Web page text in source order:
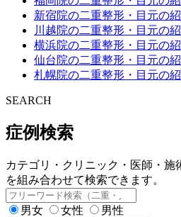
新宿院の二重整形・目元の
川越院の二重整形・目元の
横浜院の二重整形・目元の
仙台院の二重整形・目元の
札幌院の二重整形・目元の
SEARCH
症例検索
カテゴリ・クリニック・医師・施
を組み合わせて検索できます。
男女 女性 男性